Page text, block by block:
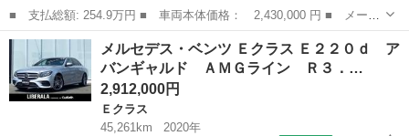
■ 支払総額: 254.9万円 ■ 車両本体価格： 2,430,000 円 ■ メーカ
ー名： メルセデス・ベンツ ■ 車種名： ＧＬＣ ■ グレード
名： ＧＬＣ２００ スポーツ 禁煙車 レーダーセーフティパッケ
ージ ３６０...
福岡 福岡市 ベンツ（メルセデス）
メルセデス・ベンツ Ｅクラス Ｅ２２０ｄ ア
バンギャルド ＡＭＧライン Ｒ３．…
2,912,000円
Ｅクラス
45,261km
2020年